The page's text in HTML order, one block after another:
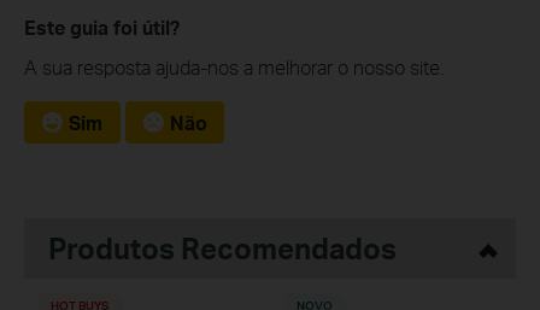
Este guia foi útil?
A sua resposta ajuda-nos a melhorar o nosso site.
Sim Não
Produtos Recomendados
HOT BUYS NOVO